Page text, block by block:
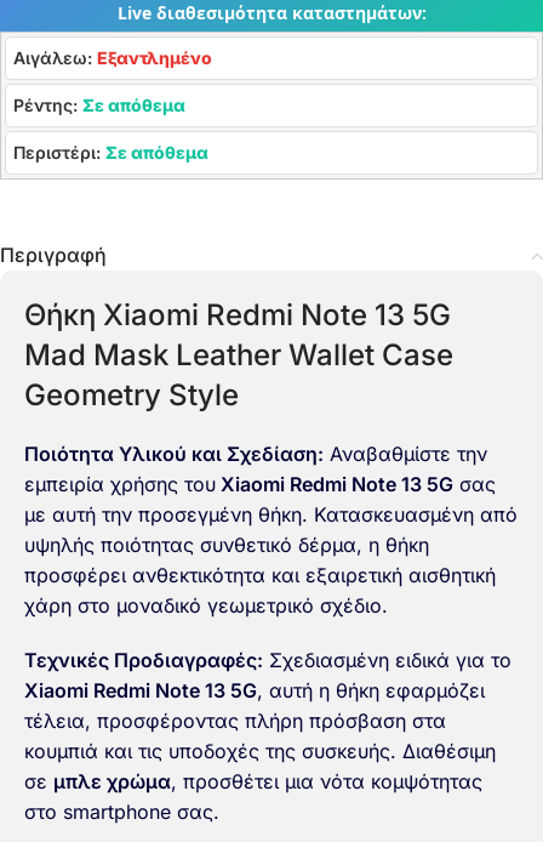
Live διαθεσιμότητα καταστημάτων:
Αιγάλεω: Εξαντλημένο
Ρέντης: Σε απόθεμα
Περιστέρι: Σε απόθεμα
Περιγραφή
Θήκη Xiaomi Redmi Note 13 5G
Mad Mask Leather Wallet Case
Geometry Style
Ποιότητα Υλικού και Σχεδίαση: Αναβαθμίστε την
εμπειρία χρήσης του Xiaomi Redmi Note 13 5G σας
με αυτή την προσεγμένη θήκη. Κατασκευασμένη από
υψηλής ποιότητας συνθετικό δέρμα, η θήκη
προσφέρει ανθεκτικότητα και εξαιρετική αισθητική
χάρη στο μοναδικό γεωμετρικό σχέδιο.
Τεχνικές Προδιαγραφές: Σχεδιασμένη ειδικά για το
Xiaomi Redmi Note 13 5G, αυτή η θήκη εφαρμόζει
τέλεια, προσφέροντας πλήρη πρόσβαση στα
κουμπιά και τις υποδοχές της συσκευής. Διαθέσιμη
σε μπλε χρώμα, προσθέτει μια νότα κομψότητας
στο smartphone σας.